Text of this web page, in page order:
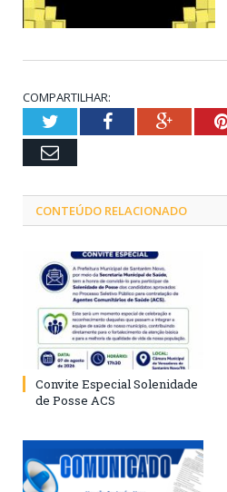
COMPARTILHAR:
TwitterFacebook
Email
CONTEÚDO RELACIONADO
Convite Especial Solenidade
de Posse ACS